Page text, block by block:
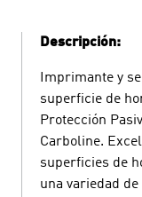
Descripción:
Imprimante y
superficie de
Protección
Carboline.
superficies de
una variedad